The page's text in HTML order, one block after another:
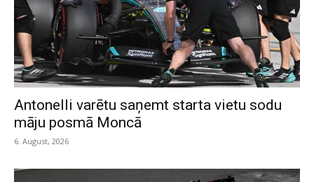
Antonelli varētu saņemt starta vietu sodu
māju posmā Moncā
6. August, 2026